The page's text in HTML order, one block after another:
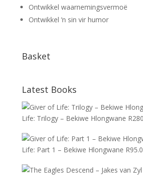
Ontwikkel waarnemingsvermoë
Ontwikkel ’n sin vir humor
Basket
Latest Books
Life: Trilogy – Bekiwe Hlongwane R
Life: Part 1 – Bekiwe Hlongwane R